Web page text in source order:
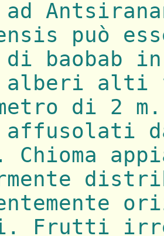
può
di baobab
alberi alti
di 2
affusolati
Frutti